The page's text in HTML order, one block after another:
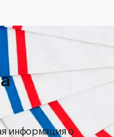
информация о